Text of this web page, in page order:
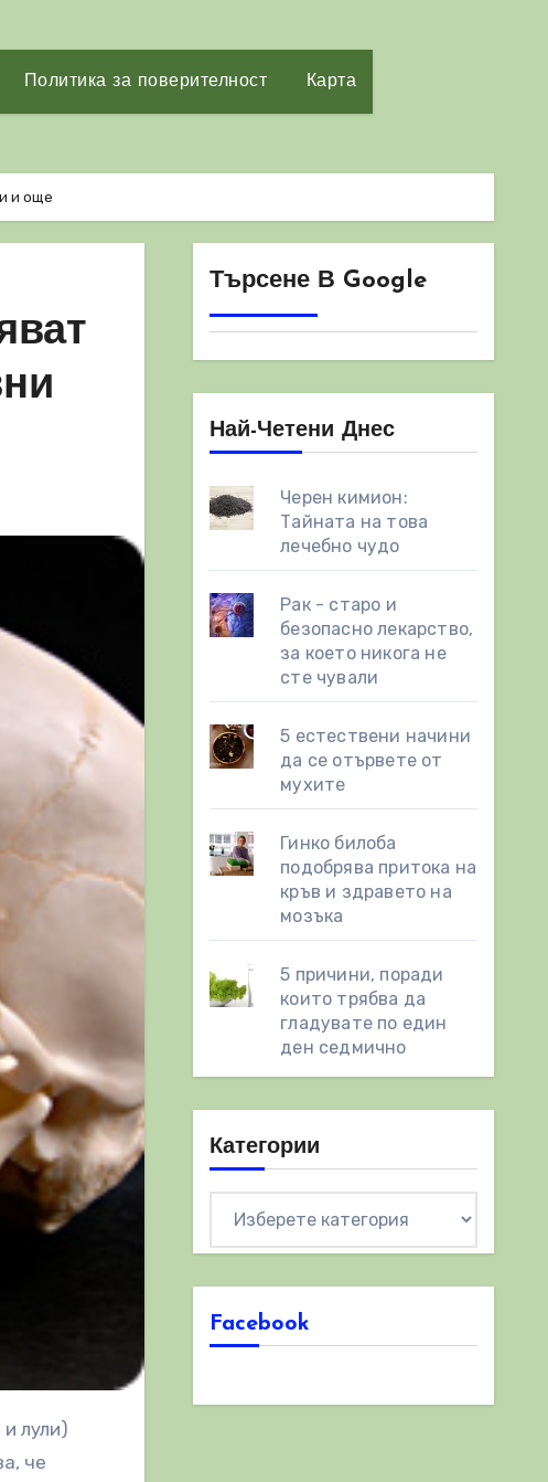
Политика за поверителност Карта
и още
че
Търсене В Google
Най-Четени Днес
Черен кимион:
Тайната на това
лечебно чудо
Рак - старо и
безопасно лекарство,
за което никога не
сте чували
5 естествени начини
да се отървете от
мухите
Гинко билоба
подобрява притока на
кръв и здравето на
мозъка
5 причини, поради
които трябва да
гладувате по един
ден седмично
Категории
Facebook